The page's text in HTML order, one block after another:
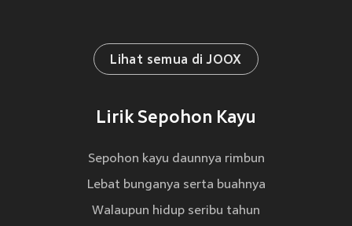
Lihat semua di JOOX
Lirik Sepohon Kayu
Sepohon kayu daunnya rimbun
Lebat bunganya serta buahnya
Walaupun hidup seribu tahun